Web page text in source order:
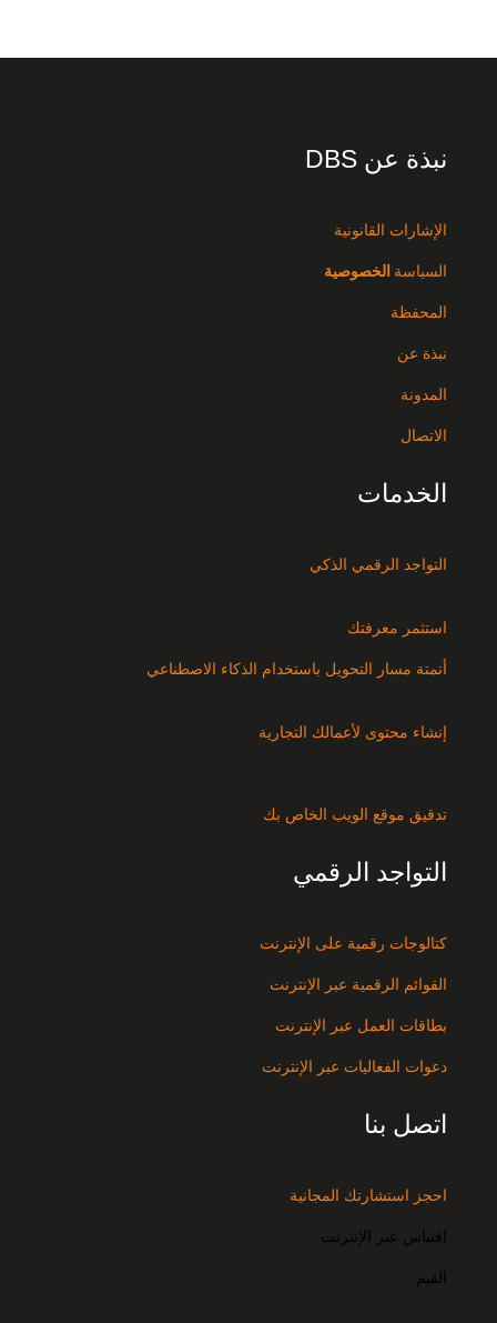
نبذة عن DBS
الإشارات القانونية
السياسة الخصوصية
المحفظة
نبذة عن
المدونة
الاتصال
الخدمات
التواجد الرقمي الذكي
استثمر معرفتك
أتمتة مسار التحويل باستخدام الذكاء الاصطناعي
إنشاء محتوى لأعمالك التجارية
تدقيق موقع الويب الخاص بك
التواجد الرقمي
كتالوجات رقمية على الإنترنت
القوائم الرقمية عبر الإنترنت
بطاقات العمل عبر الإنترنت
دعوات الفعاليات عبر الإنترنت
اتصل بنا
احجز استشارتك المجانية
اقتباس عبر الإنترنت
القيم